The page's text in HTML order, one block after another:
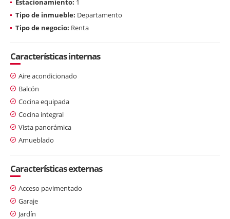
Estacionamiento: 1
Tipo de inmueble: Departamento
Tipo de negocio: Renta
Características internas
Aire acondicionado
Balcón
Cocina equipada
Cocina integral
Vista panorámica
Amueblado
Características externas
Acceso pavimentado
Garaje
Jardín